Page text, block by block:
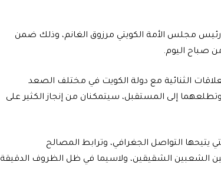
مجلس الأمة الكويتي مرزوق الغانم، وذلك ضمن
صباح اليوم.
الثنائية مع دولة الكويت في مختلف الصعد
وتطلعهما إلى المستقبل، سيتمكنان من إنجاز الكثير على
يتيحها التواصل الجغرافي، وترابط المصالح
بين الشعبين الشقيقين، ولاسيما في ظل الظروف الدقيقة